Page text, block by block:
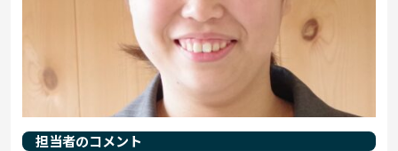
担当者のコメント